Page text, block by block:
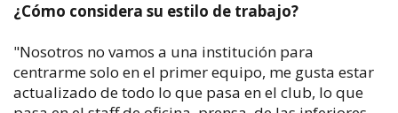
¿Cómo considera su estilo de trabajo?
"Nosotros no vamos a una institución para
centrarme solo en el primer equipo, me gusta estar
actualizado de todo lo que pasa en el club, lo que